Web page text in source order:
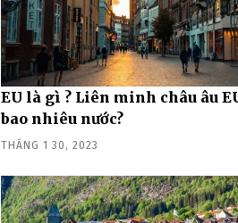
vực
EU là gì ? Liên minh châu âu
bao nhiêu nước?
THÁNG 1 30, 2023